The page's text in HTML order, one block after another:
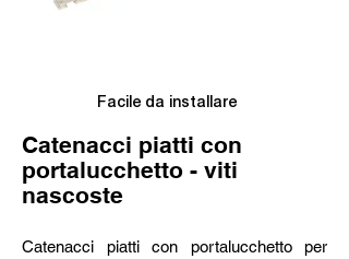
Facile da installare
Catenacci piatti con
portalucchetto - viti
nascoste
Catenacci piatti con portalucchetto per